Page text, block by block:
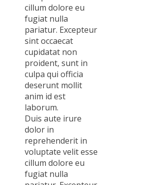
cillum dolore eu
fugiat nulla
pariatur. Excepteur
sint occaecat
cupidatat non
proident, sunt in
culpa qui officia
deserunt mollit
anim id est
laborum.
Duis aute irure
dolor in
reprehenderit in
voluptate velit esse
cillum dolore eu
fugiat nulla